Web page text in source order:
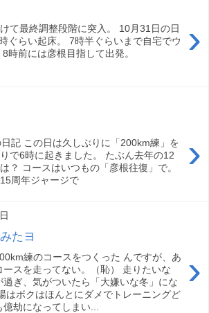
›
て最終調整段階に突入。 10月31日の日
ぐらい起床。 7時半ぐらいまで自宅でウ
時前には彦根目指して出発。
›
記 この日は久しぶりに「200km練」を
で6時に起きました。 たぶん去年の12
？ コースはいつもの「彦根往復」で。
周年ジャージで
たヨ
›
練のコースをつくった んですが、あ
スを走ってない。（恥） 走りたいな
過ぎ、気がついたら「大嫌いな冬」にな
はボクはほんとにダメでトレーニングど
劫になってしまい...